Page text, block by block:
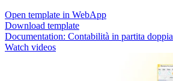
Open template in WebApp
Download template
Documentation: Contabilità in partita doppia
Watch videos